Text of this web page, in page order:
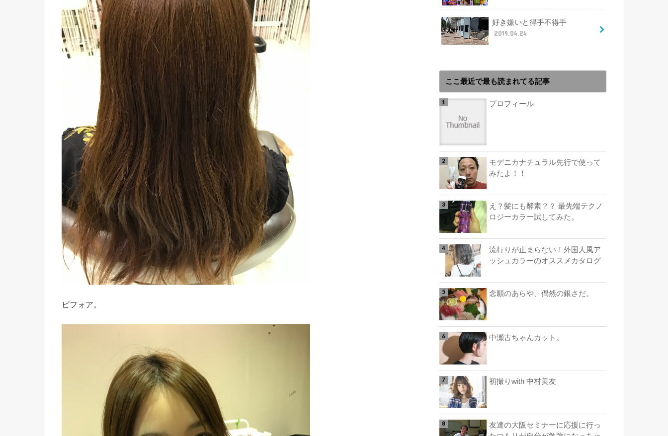
ビフォア。
好き嫌いと得手不得手
2019.04.24
ここ最近で最も読まれてる記事
プロフィール
モデニカナチュラル先行で使って
みたよ！！
え？髪にも酵素？？ 最先端テクノ
ロジーカラー試してみた。
流行りが止まらない！外国人風ア
ッシュカラーのオススメカタログ
念願のあらや、偶然の銀さだ。
中瀬古ちゃんカット。
初撮りwith 中村美友
友達の大阪セミナーに応援に行っ